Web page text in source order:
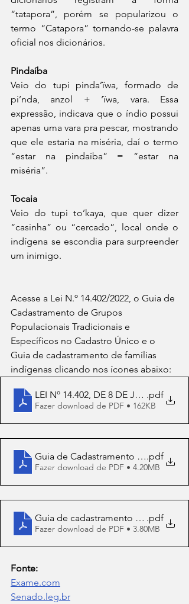
“tatapora”, porém se popularizou o
termo “Catapora” tornando-se palavra
oficial nos dicionários.
Pindaíba
Veio do tupi pinda’ïwa, formado de
pi’nda, anzol + ‘ïwa, vara. Essa
expressão, indicava que o índio possui
apenas uma vara pra pescar, mostrando
que ele estaria na miséria, daí o termo
“estar na pindaíba” = “estar na
miséria”.
Tocaia
Veio do tupi to’kaya, que quer dizer
“casinha” ou “cercado”, local onde o
indígena se escondia para surpreender
um inimigo.
Acesse a Lei N.º 14.402/2022, o Guia de
Cadastramento de Grupos
Populacionais Tradicionais e
Específicos no Cadastro Único e o
Guia de cadastramento de famílias
indígenas clicando nos ícones abaixo:
LEI Nº 14.402, DE 8 DE JULHO DE
.pdf
Fazer download de PDF • 162KB
Guia de Cadastramento de Grupos
.pdf
Fazer download de PDF • 4.20MB
Guia de cadastramento de famílias
.pdf
Fazer download de PDF • 3.80MB
Fonte:
Exame.com
Senado.leg.br